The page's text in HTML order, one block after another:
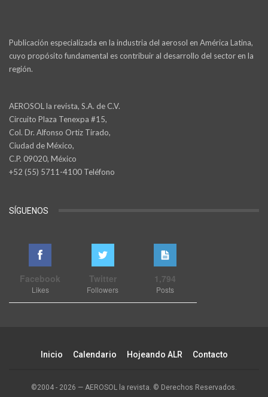
Publicación especializada en la industria del aerosol en América Latina,
cuyo propósito fundamental es contribuir al desarrollo del sector en la
región.
AEROSOL la revista, S.A. de C.V.
Circuito Plaza Tenexpa #15,
Col. Dr. Alfonso Ortiz Tirado,
Ciudad de México,
C.P. 09020, México
+52 (55) 5711-4100 Teléfono
SÍGUENOS
Facebook
Likes
Twitter
Followers
1,794
Posts
Inicio Calendario Hojeando ALR Contacto
©2004 - 2026 — AEROSOL la revista. © Derechos Reservados.